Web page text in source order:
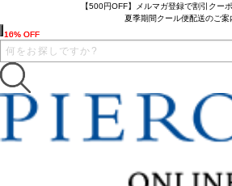
【500円OFF】メルマガ登録で割引クー
夏季期間クール便配送のご案
16% OFF
10% OFF